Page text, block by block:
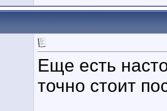
Еще есть
точно стоит